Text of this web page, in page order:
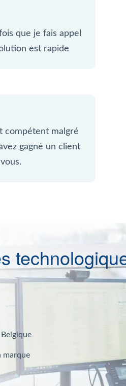
que je fais appel
est rapide
compétent malgré
gagné un client
marque